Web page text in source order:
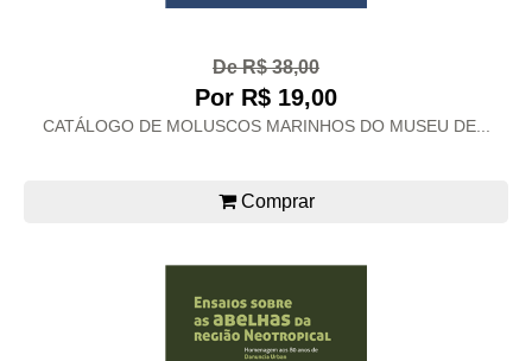
De R$ 38,00
Por R$ 19,00
CATÁLOGO DE MOLUSCOS MARINHOS DO MUSEU DE...
Comprar